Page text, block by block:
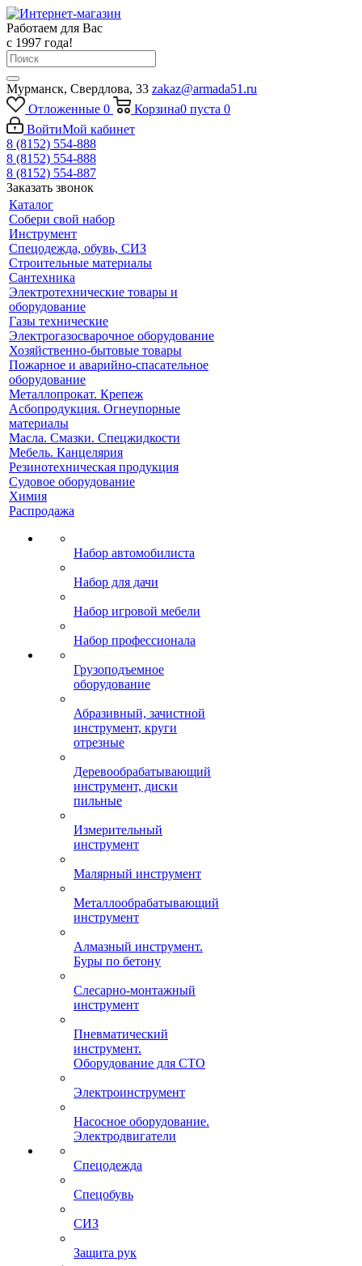
Работаем для Вас
с 1997 года!
Мурманск, Свердлова, 33 zakaz@armada51.ru
Отложенные 0 Корзина0 пуста 0
ВойтиМой кабинет
8 (8152) 554-888
8 (8152) 554-888
8 (8152) 554-887
Заказать звонок
Каталог
Собери свой набор
Инструмент
Спецодежда, обувь, СИЗ
Строительные материалы
Сантехника
Электротехнические товары и
оборудование
Газы технические
Электрогазосварочное оборудование
Хозяйственно-бытовые товары
Пожарное и аварийно-спасательное
оборудование
Металлопрокат. Крепеж
Асбопродукция. Огнеупорные
материалы
Масла. Смазки. Спецжидкости
Мебель. Канцелярия
Резинотехническая продукция
Судовое оборудование
Химия
Распродажа
Набор автомобилиста
Набор для дачи
Набор игровой мебели
Набор профессионала
Грузоподъемное
оборудование
Абразивный, зачистной
инструмент, круги
отрезные
Деревообрабатывающий
инструмент, диски
пильные
Измерительный
инструмент
Малярный инструмент
Металлообрабатывающий
инструмент
Алмазный инструмент.
Буры по бетону
Слесарно-монтажный
инструмент
Пневматический
инструмент.
Оборудование для СТО
Электроинструмент
Насосное оборудование.
Электродвигатели
Спецодежда
Спецобувь
СИЗ
Защита рук